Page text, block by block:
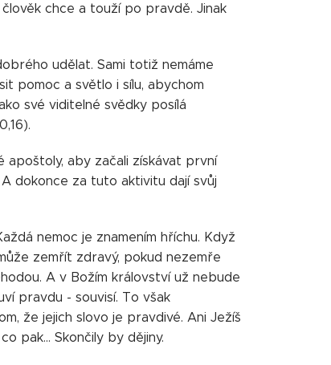
chce a touží po pravdě. Jinak
udělat. Sami totiž nemáme
pomoc a světlo i sílu, abychom
své viditelné svědky posílá
apoštoly, aby začali získávat první
dokonce za tuto aktivitu dají svůj
nemoc je znamením hříchu. Když
zemřít zdravý, pokud nezemře
A v Božím království už nebude
pravdu - souvisí. To však
že jejich slovo je pravdivé. Ani Ježíš
pak... Skončily by dějiny.